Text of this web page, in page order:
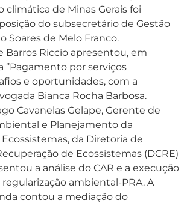
climática de Minas Gerais foi
do subsecretário de Gestão
Soares de Melo Franco.
Barros Riccio apresentou, em
por serviços
e oportunidades, com a
Bianca Rocha Barbosa.
Cavanelas Gelape, Gerente de
e Planejamento da
da Diretoria de
de Ecossistemas (DCRE)
a análise do CAR e a execução
ambiental-PRA. A
contou a mediação do